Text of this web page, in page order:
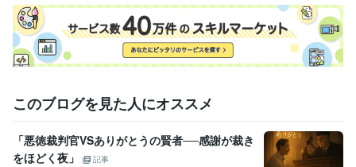
このブログを見た人にオススメ
「悪徳裁判官VSありがとうの賢者──感謝が裁き
をほどく夜」
記事